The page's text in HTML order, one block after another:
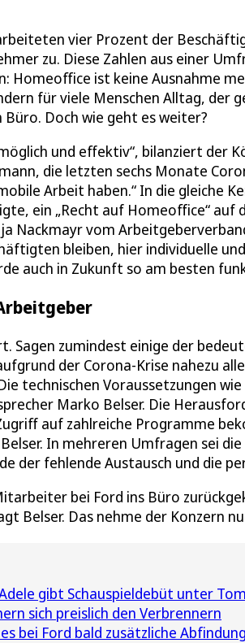
vier Prozent der
zu. Diese Zahlen aus einer
Homeoffice ist keine Ausnahme
für viele Menschen Alltag, der
Doch wie geht es weiter?
und effektiv“, bilanziert der
die letzten sechs Monate
Arbeit haben.“ In die gleiche
ein „Recht auf Homeoffice“ auf
Nackmayr vom
bleiben, hier individuelle
auch in Zukunft so am besten
Sagen zumindest einige der
der Corona-Krise nahezu
technischen Voraussetzungen
Marko Belser. Die
auf zahlreiche Programme
In mehreren Umfragen sei
der fehlende Austausch und die
bei Ford ins Büro
Belser. Das nehme der Konzern
gibt Schauspieldebüt unter
sich preislich den Verbrennern
bei Ford bald zusätzliche